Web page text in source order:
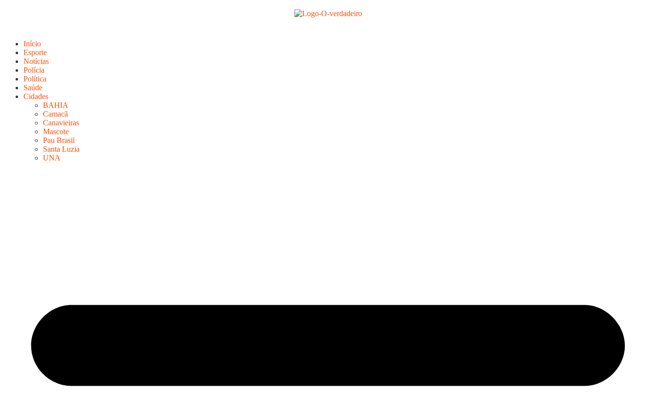
Início
Esporte
Notícias
Polícia
Política
Saúde
Cidades
BAHIA
Camacã
Canavieiras
Mascote
Pau Brasil
Santa Luzia
UNA